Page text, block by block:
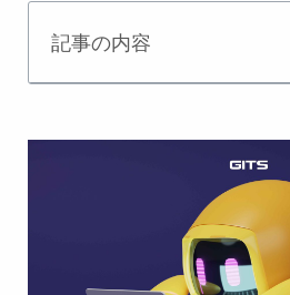
記事の内容